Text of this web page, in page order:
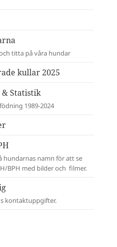
titta på våra hundar
kullar 2025
Statistik
1989-2024
hundarnas namn för att se
BPH med bilder och filmer.
kontaktuppgifter.